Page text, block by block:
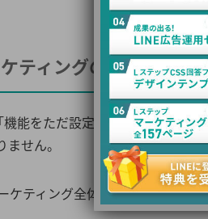
ティングの設計」がで
能をただ設定するだけ」なら、
せん。
ティング全体の設計（ビジネス